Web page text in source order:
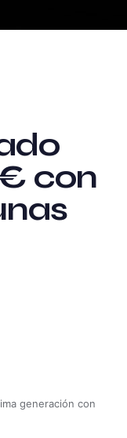
con
generación con